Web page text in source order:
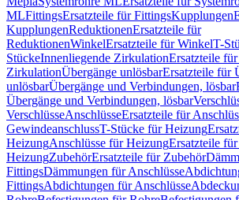
MLFittingsErsatzteile für FittingsKupplungen
KupplungenReduktionenErsatzteile für
ReduktionenWinkelErsatzteile für WinkelT-
StückeInnenliegende ZirkulationErsatzteile
ZirkulationÜbergänge unlösbarErsatzteile für
unlösbarÜbergänge und Verbindungen, lösbar
Übergänge und Verbindungen, lösbar
VerschlüsseAnschlüsseErsatzteile für
GewindeanschlussT-Stücke für Heizung
HeizungAnschlüsse für HeizungErsatzteile
HeizungZubehörErsatzteile für Zubehör
FittingsDämmungen für Anschlüsse
FittingsAbdichtungen für Anschlüsse